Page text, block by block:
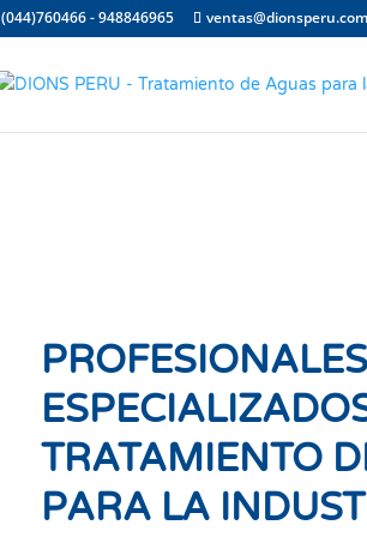
(044)760466 - 948846965 ventas@dionsperu.com
PROFESIONALES
TRATAMIENTO
PARA LA